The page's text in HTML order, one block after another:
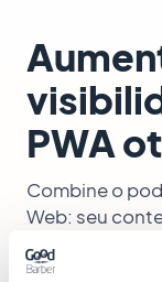
PWA
Combine o
Web: seu
acessíveis em
aplicativo da